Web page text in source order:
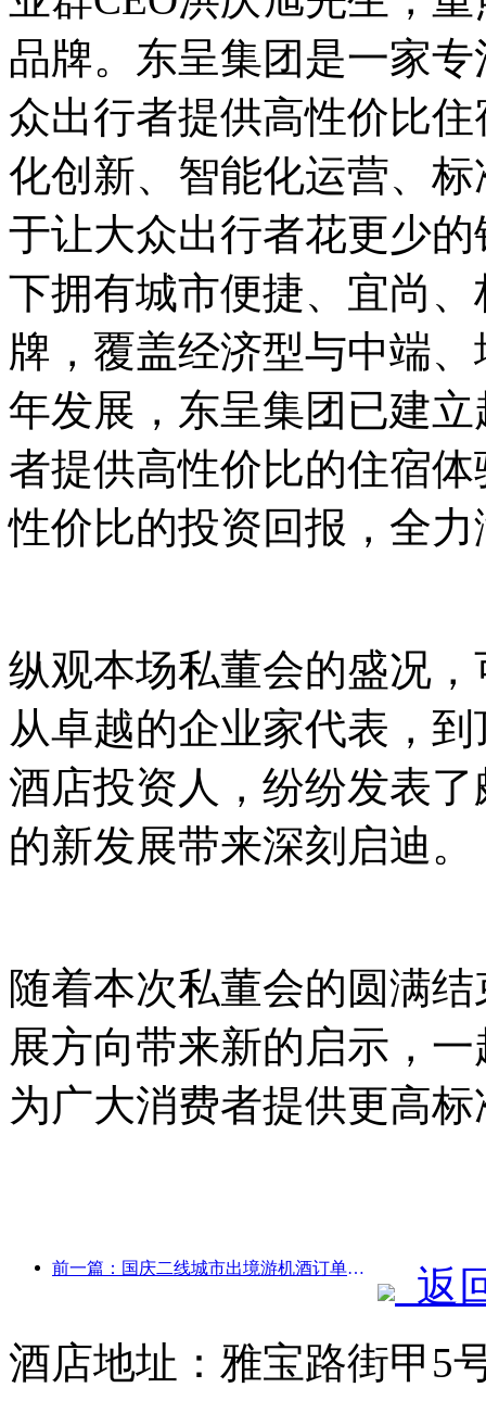
品牌。东呈集团是一家
众出行者提供高性价比
化创新、智能化运营、
于让大众出行者花更少
下拥有城市便捷、宜尚
牌，覆盖经济型与中端
年发展，东呈集团已建
者提供高性价比的住宿
性价比的投资回报，全
纵观本场私董会的盛况
从卓越的企业家代表，
酒店投资人，纷纷发表
的新发展带来深刻启迪。
随着本次私董会的圆满
展方向带来新的启示，
为广大消费者提供更高
前一篇：国庆二线城市出境游机酒订单量较去年同期上涨七成
返
酒店地址：雅宝路街甲5